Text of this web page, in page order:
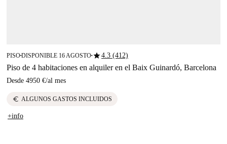
PISO■DISPONIBLE 16 AGOSTO■star4.3 (412)
Piso de 4 habitaciones en alquiler en el Baix Guinardó, Barcelona
Desde 4950 €/al mes
euro ALGUNOS GASTOS INCLUIDOS
+info